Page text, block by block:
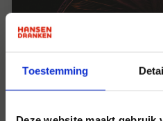
Toestemming